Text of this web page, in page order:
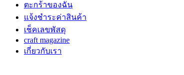
ตะกร้าของฉัน
แจ้งชำระค่าสินค้า
เช็คเลขพัสดุ
craft magazine
เกี่ยวกับเรา